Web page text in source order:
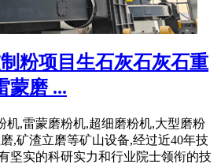
粉项目生石灰石灰石重
蒙磨 ...
机,雷蒙磨粉机,超细磨粉机,大型磨粉
,矿渣立磨等矿山设备,经过近40年技
坚实的科研实力和行业院士领衔的技